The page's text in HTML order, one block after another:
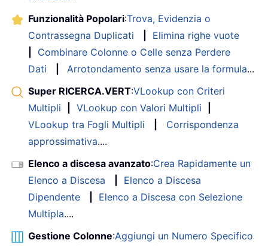
Funzionalità Popolari:Trova, Evidenzia o
Contrassegna Duplicati
Elimina righe vuote
Combinare Colonne o Celle senza Perdere
Dati
Arrotondamento senza usare la formula...
Super RICERCA.VERT:VLookup con Criteri
Multipli
VLookup con Valori Multipli
VLookup tra Fogli Multipli
Corrispondenza
approssimativa....
Elenco a discesa avanzato:Crea Rapidamente un
Elenco a Discesa
Elenco a Discesa
Dipendente
Elenco a Discesa con Selezione
Multipla....
Gestione Colonne:Aggiungi un Numero Specifico